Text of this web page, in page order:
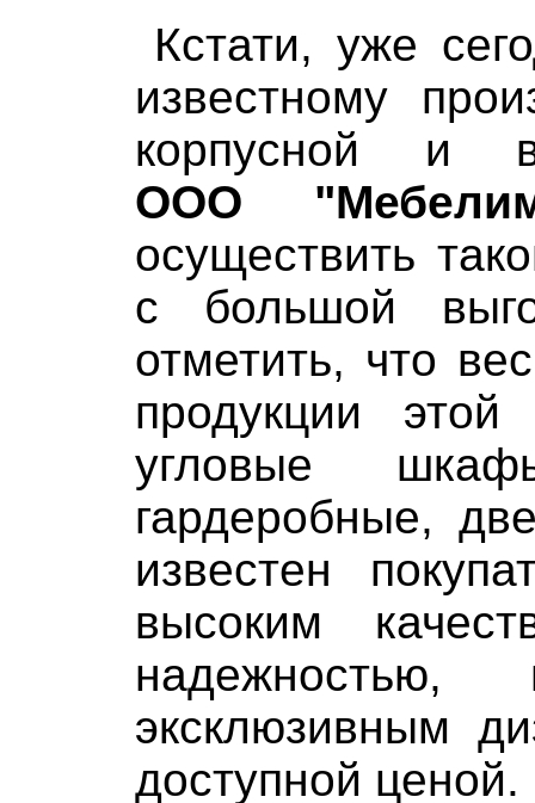
Кстати, уже
известному
корпусной и
ООО
осуществить
с большой
отметить, что
продукции
угловые
гардеробные,
известен
высоким
эксклюзивным
доступной ценой.